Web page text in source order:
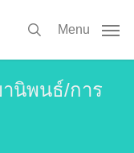
search
Menu
นิพนธ์/การ